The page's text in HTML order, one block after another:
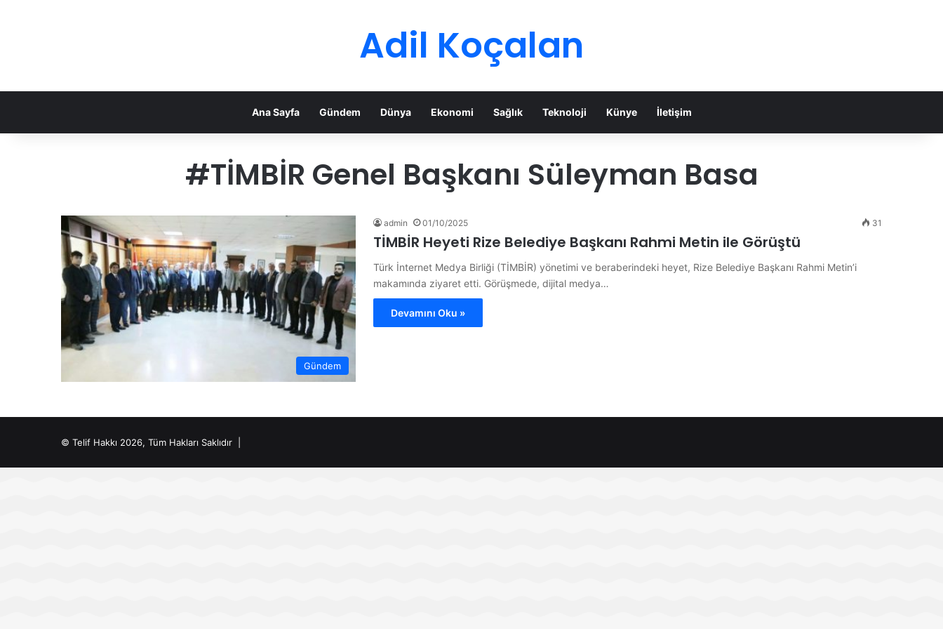
Adil Koçalan
Ana Sayfa Gündem Dünya Ekonomi Sağlık Teknoloji Künye İletişim
#TİMBİR Genel Başkanı Süleyman Basa
Gündem
admin 01/10/2025 31
TİMBİR Heyeti Rize Belediye Başkanı Rahmi Metin ile Görüştü
Türk İnternet Medya Birliği (TİMBİR) yönetimi ve beraberindeki heyet, Rize Belediye Başkanı Rahmi Metin’i
makamında ziyaret etti. Görüşmede, dijital medya…
Devamını Oku »
© Telif Hakkı 2026, Tüm Hakları Saklıdır |